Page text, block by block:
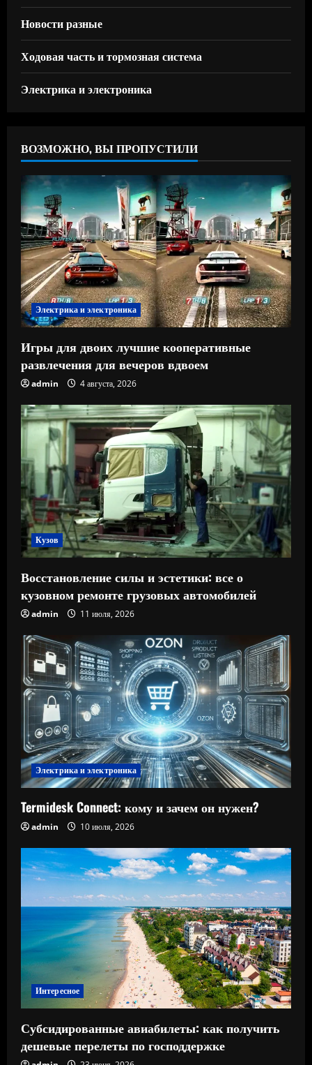
Новости разные
Ходовая часть и тормозная система
Электрика и электроника
ВОЗМОЖНО, ВЫ ПРОПУСТИЛИ
Электрика и электроника
Игры для двоих лучшие кооперативные
развлечения для вечеров вдвоем
admin 4 августа, 2026
Кузов
Восстановление силы и эстетики: все о
кузовном ремонте грузовых автомобилей
admin 11 июля, 2026
Электрика и электроника
Termidesk Connect: кому и зачем он нужен?
admin 10 июля, 2026
Интересное
Субсидированные авиабилеты: как получить
дешевые перелеты по господдержке